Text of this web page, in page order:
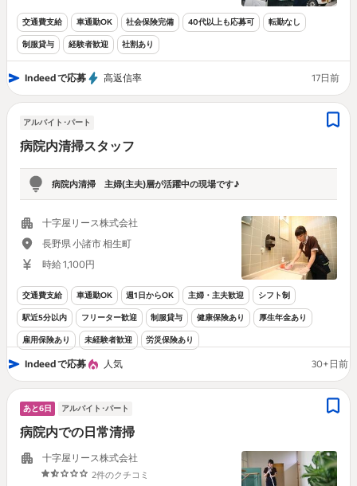
交通費支給 車通勤OK 社会保険完備 40代以上も応募可 転勤なし
制服貸与 経験者歓迎 社割あり
Indeed で応募 高返信率 17日前
アルバイト･パート
病院内清掃スタッフ
病院内清掃 主婦(主夫)層が活躍中の現場です♪
十字屋リース株式会社
長野県 小諸市 相生町
時給 1,100円
交通費支給 車通勤OK 週1日からOK 主婦・主夫歓迎 シフト制
駅近5分以内 フリーター歓迎 制服貸与 健康保険あり 厚生年金あり
雇用保険あり 未経験者歓迎 労災保険あり
Indeed で応募 人気 30+日前
あと6日 アルバイト･パート
病院内での日常清掃
十字屋リース株式会社
2件のクチコミ